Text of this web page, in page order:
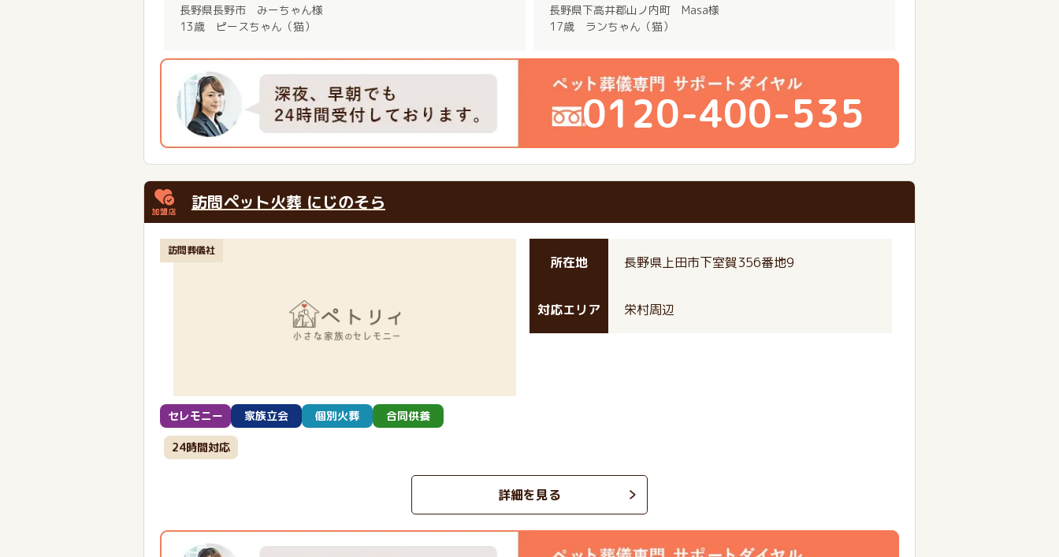
長野県長野市 みーちゃん様
13歳 ピースちゃん（猫）
長野県下高井郡山ノ内町 Masa様
17歳 ランちゃん（猫）
0120-400-535
訪問ペット火葬 にじのそら
訪問葬儀社
所在地 長野県上田市下室賀356番地9
対応エリア 栄村周辺
セレモニー 家族立会 個別火葬 合同供養
24時間対応
詳細を見る